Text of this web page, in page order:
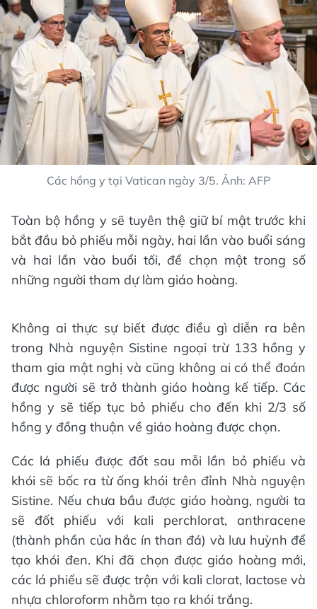
Các hồng y tại Vatican ngày 3/5. Ảnh: AFP
Toàn bộ hồng y sẽ tuyên thệ giữ bí mật trước khi
bắt đầu bỏ phiếu mỗi ngày, hai lần vào buổi sáng
và hai lần vào buổi tối, để chọn một trong số
những người tham dự làm giáo hoàng.
Không ai thực sự biết được điều gì diễn ra bên
trong Nhà nguyện Sistine ngoại trừ 133 hồng y
tham gia mật nghị và cũng không ai có thể đoán
được người sẽ trở thành giáo hoàng kế tiếp. Các
hồng y sẽ tiếp tục bỏ phiếu cho đến khi 2/3 số
hồng y đồng thuận về giáo hoàng được chọn.
Các lá phiếu được đốt sau mỗi lần bỏ phiếu và
khói sẽ bốc ra từ ống khói trên đỉnh Nhà nguyện
Sistine. Nếu chưa bầu được giáo hoàng, người ta
sẽ đốt phiếu với kali perchlorat, anthracene
(thành phần của hắc ín than đá) và lưu huỳnh để
tạo khói đen. Khi đã chọn được giáo hoàng mới,
các lá phiếu sẽ được trộn với kali clorat, lactose và
nhựa chloroform nhằm tạo ra khói trắng.